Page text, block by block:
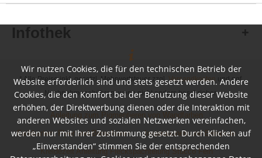
Infothek
* Alle Preise inkl. gesetzl. Mehrwertsteuer zzgl.Versandkosten
und ggf.
Nachnahmegebühren, wenn nicht anders beschrieben
Anleitung zum Pigmentieren von Wandfarben
Farbkarten, Flyer und Broschüren Inspirationen und Beispiele
Kreidezeit Anleitung Fleckspachtelung Stucco Fein
Wir nutzen Cookies, die für den technischen Betrieb der
Website erforderlich sind und stets gesetzt werden. Andere
Cookies, die den Komfort bei der Benutzung dieser Website
erhöhen, der Direktwerbung dienen oder die Interaktion mit
anderen Websites und sozialen Netzwerken vereinfachen,
werden nur mit Ihrer Zustimmung gesetzt. Durch Klicken auf
„Einverstanden“ stimmen Sie der entsprechenden